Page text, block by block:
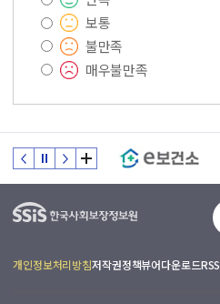
보통
불만족
매우불만족
개인정보처리방침저작권정책뷰어다운로드RSS